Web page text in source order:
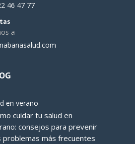
46 47 77
a
cuidar tu salud en
consejos para prevenir
problemas más frecuentes